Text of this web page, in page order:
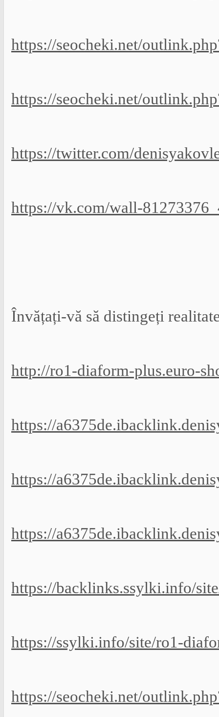
https://seocheki.net/
https://seocheki.net/
https://twitter.com/
https://vk.com/wall-
Învățați-vă să distingeți
http://ro1-diaform-plus.euro-
https://
https://
https://
https://backlinks.ssylki.info/
https://ssylki.info/site/ro1-
https://seocheki.net/